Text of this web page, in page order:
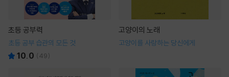
초등 공부력
초등 공부 습관의 모든 것
10.0 (49)
고양이의 노래
고양이를 사랑하는 당신에게